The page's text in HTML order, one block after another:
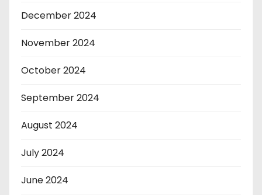
December 2024
November 2024
October 2024
September 2024
August 2024
July 2024
June 2024